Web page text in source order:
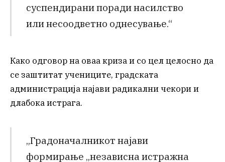
суспендирани поради насилство
или несоодветно однесување.“
Како одговор на оваа криза и со цел целосно да
се заштитат учениците, градската
администрација најави радикални чекори и
длабока истрага.
„Градоначалникот најави
формирање „независна истражна